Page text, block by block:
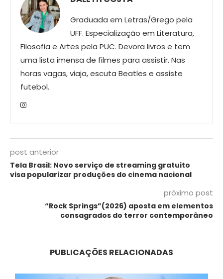
Graduada em Letras/Grego pela
UFF. Especialização em Literatura,
Filosofia e Artes pela PUC. Devora livros e tem
uma lista imensa de filmes para assistir. Nas
horas vagas, viaja, escuta Beatles e assiste
futebol.
post anterior
Tela Brasil: Novo serviço de streaming gratuito
visa popularizar produções do cinema nacional
próximo post
“Rock Springs”(2026) aposta em elementos
consagrados do terror contemporâneo
PUBLICAÇÕES RELACIONADAS